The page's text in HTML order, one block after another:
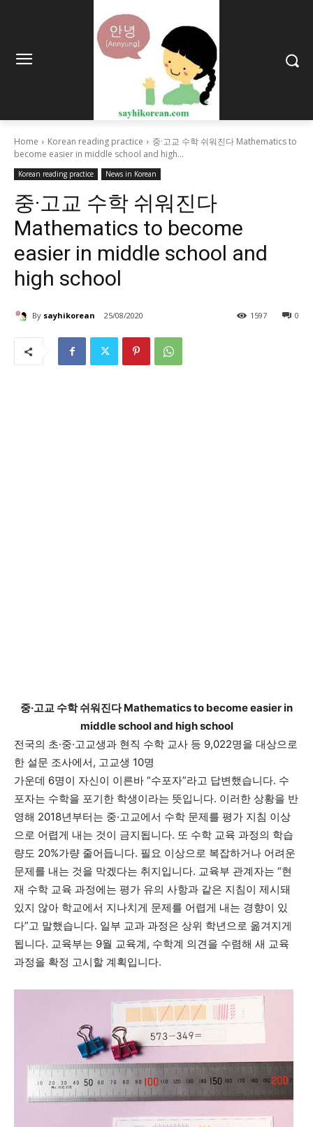
Home Korean reading practice
중·고교 수학 쉬워진다 Mathematics to
become easier in middle school and high...
Korean reading practice News in Korean
중·고교 수학 쉬워진다
Mathematics to become
easier in middle school and
high school
By sayhikorean 25/08/2020 0
1597
중·고교 수학 쉬워진다 Mathematics to become easier in
middle school and high school
전국의 초·중·고교생과 현직 수학 교사 등 9,022명을 대상으로
한 설문 조사에서, 고교생 10명
가운데 6명이 자신이 이른바 “수포자”라고 답변했습니다. 수
포자는 수학을 포기한 학생이라는 뜻입니다. 이러한 상황을 반
영해 2018년부터는 중·고교에서 수학 문제를 평가 지침 이상
으로 어렵게 내는 것이 금지됩니다. 또 수학 교육 과정의 학습
량도 20%가량 줄어듭니다. 필요 이상으로 복잡하거나 어려운
문제를 내는 것을 막겠다는 취지입니다. 교육부 관계자는 “현
재 수학 교육 과정에는 평가 유의 사항과 같은 지침이 제시돼
있지 않아 학교에서 지나치게 문제를 어렵게 내는 경향이 있
다”고 말했습니다. 일부 교과 과정은 상위 학년으로 옮겨지게
됩니다. 교육부는 9월 교육계, 수학계 의견을 수렴해 새 교육
과정을 확정 고시할 계획입니다.